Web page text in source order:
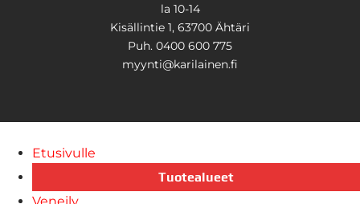
la 10-14
Kisällintie 1, 63700 Ähtäri
Puh. 0400 600 775
myynti@karilainen.fi
Etusivulle
Tuotealueet